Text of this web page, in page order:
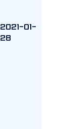
2021-01-
28